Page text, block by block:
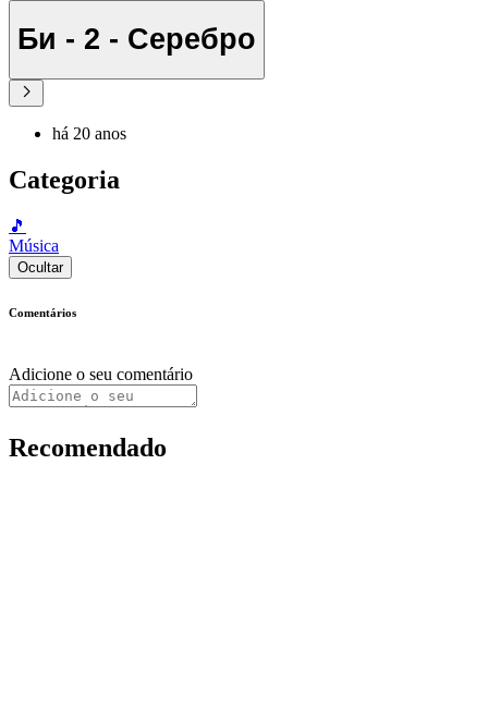
Би - 2 - Серебро
há 20 anos
Categoria
🎵
Música
Ocultar
Comentários
Adicione o seu comentário
Recomendado